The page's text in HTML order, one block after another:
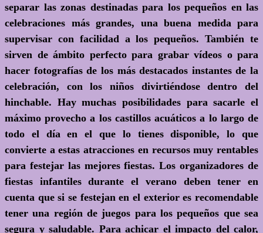
separar las zonas destinadas para los pequeños en las
celebraciones más grandes, una buena medida para
supervisar con facilidad a los pequeños. También te
sirven de ámbito perfecto para grabar vídeos o para
hacer fotografías de los más destacados instantes de la
celebración, con los niños divirtiéndose dentro del
hinchable. Hay muchas posibilidades para sacarle el
máximo provecho a los castillos acuáticos a lo largo de
todo el día en el que lo tienes disponible, lo que
convierte a estas atracciones en recursos muy rentables
para festejar las mejores fiestas. Los organizadores de
fiestas infantiles durante el verano deben tener en
cuenta que si se festejan en el exterior es recomendable
tener una región de juegos para los pequeños que sea
segura y saludable. Para achicar el impacto del calor,